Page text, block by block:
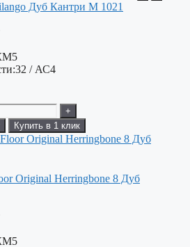
Дуб Кантри М 1021
32 / АС4
+
Купить в 1 клик
Original Herringbone 8 Дуб